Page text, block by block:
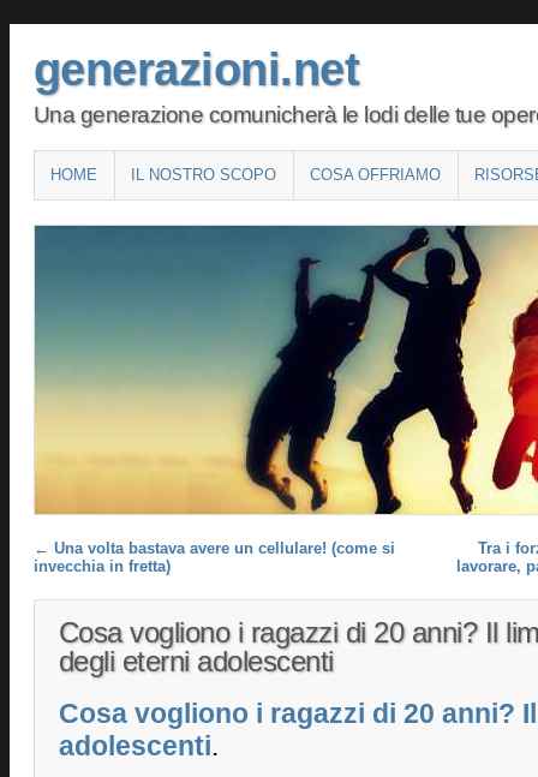
generazioni.net
Una generazione comunicherà le lodi delle tue
Main menu
SKIP
TO
HOME IL NOSTRO SCOPO COSA OFFRIAMO
Post navigation
← Una volta bastava avere un cellulare! (come si
invecchia in fretta)
Tra i
lavorare,
Cosa vogliono i ragazzi di 20 anni? Il
degli eterni adolescenti
Cosa vogliono i ragazzi di 20 anni?
adolescenti.